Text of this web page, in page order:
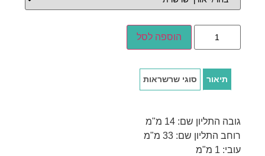
הוספה לסל
תיאור סוגי שרשראות
גובה התליון שם: 14 מ"מ
רוחב התליון שם: 33 מ"מ
עובי: 1 מ"מ